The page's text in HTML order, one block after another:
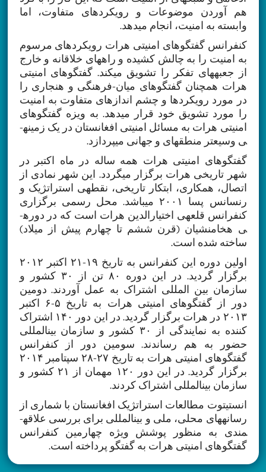
هم آوردن موضوعات و رویکردهای متفاوت، اما
وابسته به امنیت، انجام می­دهد.
کنفرانس گفتگوهای امنیتی هرات رویکردهای مرسوم
به امنیت را به چالش کشیده و راه­های خلاقانه و خارج
از جعبه­های تفکر را تشویق می­کند. گفتگوهای امنیتی
هرات همچنان گفتگوهای میان-فرهنگی و هنجاری را
در مورد رویکردها و چشم اندازهای متفاوت به امنیت
را مورد تشویق خود قرار می­دهد. به ویزه گفتگوهای
امنیتی هرات به مسائل امنیتی افغانستان در یک زمینه­
ی وسیع­تر منطقه­ای و جهانی می­پردازد.
گفتگوهای امنیتی هرات همه ساله در ماه اکتبر در
شهر تاریخی هرات برگزار می­گردد. این شهر نمادی از
اتصال، همکاری، ابتکار تاریخی، نقطه­ی استراتژیک و
رنسانس پسا ۲۰۰۱ می­باشد. محل رسمی برگزاری
کنفرانس قلعه­ی اختیارالدین هرات است که در دوره­
ی هخامنشیان (قرن ششم تا چهارم پیش از میلاد)
ساخته شده است.
اولین دوره این کنفرانس به تاریخ ۱۹-۲۱ اکتبر ۲۰۱۲
برگزار گردید. در این دوره ۸۰ تن از ۳۰ کشور و
سازمان بین المللی اشتراک به عمل آوردند. دومین
دور از گفتگوهای امنیتی هرات به تاریخ ۵-۶ اکتبر
۲۰۱۳ در هرات برگزار گردید. در این دور ۱۴۰ اشتراک
کننده به نمایندگی از ۳۰ کشور و سازمان بین­المللی
حضور به هم رساندند. سومین دور از کنفرانس
گفتگوهای امنیتی هرات به تاریخ ۲۷-۲۸ سپتامبر ۲۰۱۴
برگزار گردید. در این دور ۱۲۰ مهمان از ۲۱ کشور و
سازمان بین­المللی اشتراک کردند.
انستیتوت مطالعات استراتژیک افغانستان با شماری از
رسانه­های محلی، ملی و بین­المللی برای بررسی علاقه­
مندی به منظور پوشش ویژه­ چهارمین کنفرانس
گفتگوهای امنیتی هرات به گفتگو پرداخته است.